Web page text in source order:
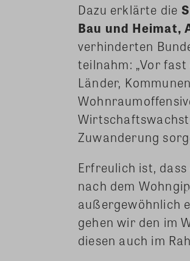
Dazu erklärte die
Bau und Heimat,
verhinderten
teilnahm: „Vor
Länder,
Zuwanderung
Erfreulich ist,
nach dem
außergewöhnlich
gehen wir den im
diesen auch im